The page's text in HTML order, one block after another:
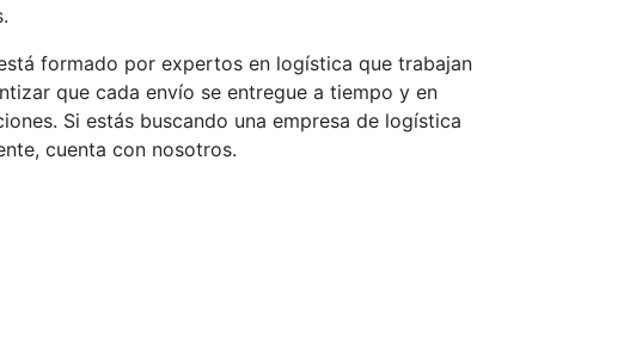
formado por expertos en logística que trabajan
que cada envío se entregue a tiempo y en
Si estás buscando una empresa de logística
cuenta con nosotros.